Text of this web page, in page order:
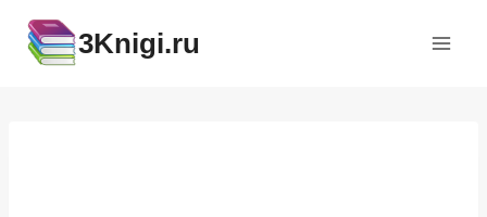
содержимому
3Knigi.ru